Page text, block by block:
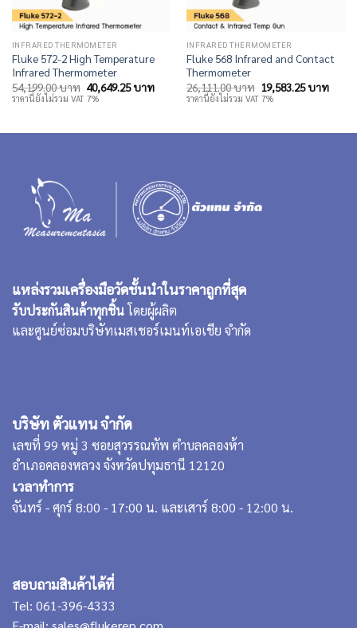
INFRARED THERMOMETER
Fluke 572-2 High Temperature
Infrared Thermometer
54,199.00บาท Original
price
was:
40,649.25บาทCurrent
price
ราคานี้ยังไม่รวม VAT 7%
INFRARED THERMOMETER
Fluke 568 Infrared and Contact
Thermometer
26,111.00บาท Original
price
was:
19,583.25บาท
price
ราคานี้ยังไม่รวม VAT 7%
แหล่งรวมเครื่องมือวัดชั้นนำในราคาถูกที่สุด
รับประกันสินค้าทุกชิ้นโดยผู้ผลิต
และศูนย์ซ่อมบริษัทเมสเชอร์เมนท์เอเชีย จำกัด
บริษัท ตัวแทน จำกัด
เลขที่ 99 หมู่ 3 ซอยสุวรรณทัพ ตำบลคลองห้า
อำเภอคลองหลวง จังหวัดปทุมธานี 12120
เวลาทำการ
จันทร์ - ศุกร์ 8:00 - 17:00 น. และเสาร์ 8:00 - 12:00 น.
สอบถามสินค้าได้ที่
Tel: 061-396-4333